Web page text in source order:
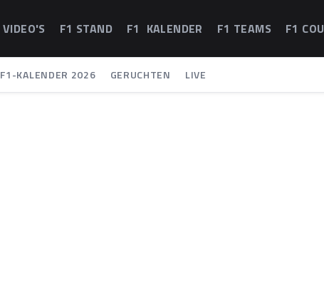
VIDEO'S F1 STAND F1 KALENDER F1 TEAMS F1
F1-KALENDER 2026 GERUCHTEN LIVE